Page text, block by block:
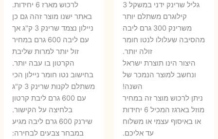
גליל שרינק ידני במשקל 3
קילוגרם משתלם יותר
משרינק 300 גרם ליבה
מהסיבה שעלולו לנטו חומר
זולה יותר.
היצור הינו תוצרת ישראל
ונחשב למוצר הנמכר של
השנה!
ניתן לרכוש מוצר זה במחיר
מוזל בארגז המכיל 6 יחידות
או באיסוף עצמי או משלוח
עד אליכם.
לרכוש מארז 6 יחידות.
באתר ישנו מוצר זהה גם כן
ניילון נצמד שרינק 3 ק"ג אך
עם ליבה 600 גרם במחיר
זול יותר למרות שליבת
הקרטון בו עבה יותר.
בחישוב נטו חומר ניילון הכי
משתלם לקנות שרינק 3 ק"ג
עם 600 גרם ליבת קרטון
בלחיצה על הקישור.
שירנק 600 גרם ליבה מגיע
במבחר צבעים לבחירה: